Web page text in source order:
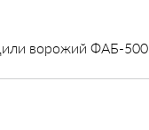
ворожий ФАБ-500